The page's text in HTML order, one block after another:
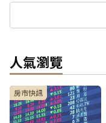
人氣瀏覽
房市快訊